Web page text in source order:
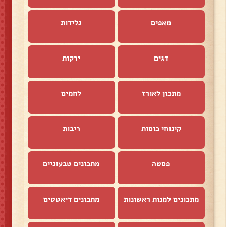
מאפים גלידות
דגים ירקות
מתכון לאורז לחמים
קינוחי כוסות ריבות
פסטה מתכונים טבעוניים
מתכונים למנות ראשונות מתכונים דיאטטים